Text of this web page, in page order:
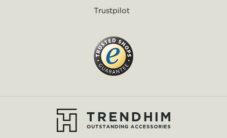
Trustpilot